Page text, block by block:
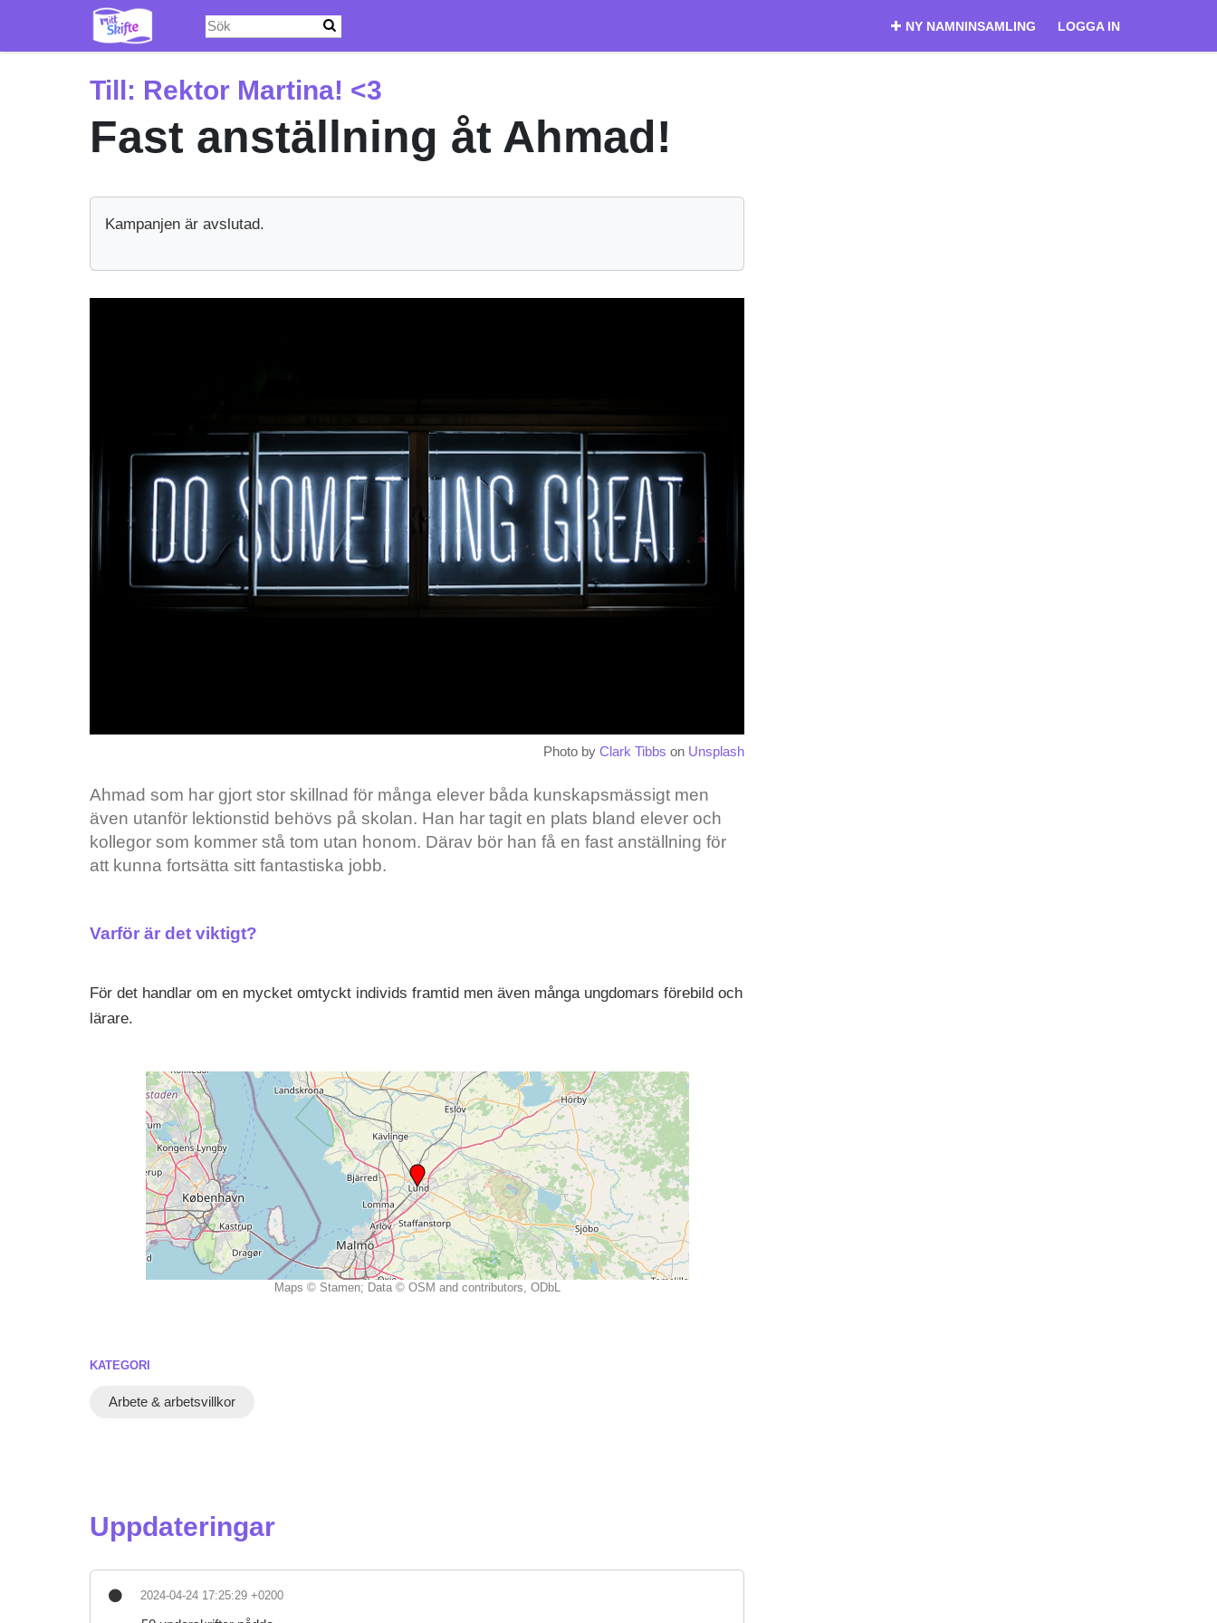
huvudinnehåll
NY NAMNINSAMLING LOGGA IN
Till: Rektor Martina! <3
Fast anställning åt Ahmad!
Kampanjen är avslutad.
Photo by Clark Tibbs on Unsplash
Ahmad som har gjort stor skillnad för många elever båda kunskapsmässigt men
även utanför lektionstid behövs på skolan. Han har tagit en plats bland elever och
kollegor som kommer stå tom utan honom. Därav bör han få en fast anställning för
att kunna fortsätta sitt fantastiska jobb.
Varför är det viktigt?
För det handlar om en mycket omtyckt individs framtid men även många ungdomars förebild och
lärare.
Maps © Stamen; Data © OSM and contributors, ODbL
KATEGORI
Arbete & arbetsvillkor
Uppdateringar
2024-04-24 17:25:29 +0200